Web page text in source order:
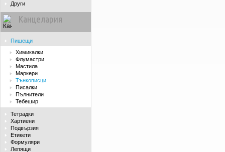
Други
Канцелария
Пишещи
Химикалки
Флумастри
Мастила
Маркери
Тънкописци
Писалки
Пълнители
Тебешир
Тетрадки
Хартиени
Подвързия
Етикети
Формуляри
Лепящи